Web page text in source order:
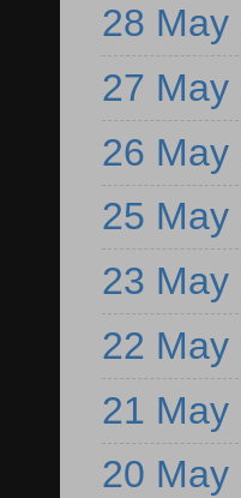
28 May
27 May
26 May
25 May
23 May
22 May
21 May
20 May